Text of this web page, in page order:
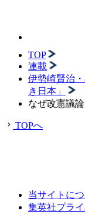
TOP
連載
伊勢崎賢治
き日本」
なぜ改憲議
TOPへ
当サイトに
集英社プラ